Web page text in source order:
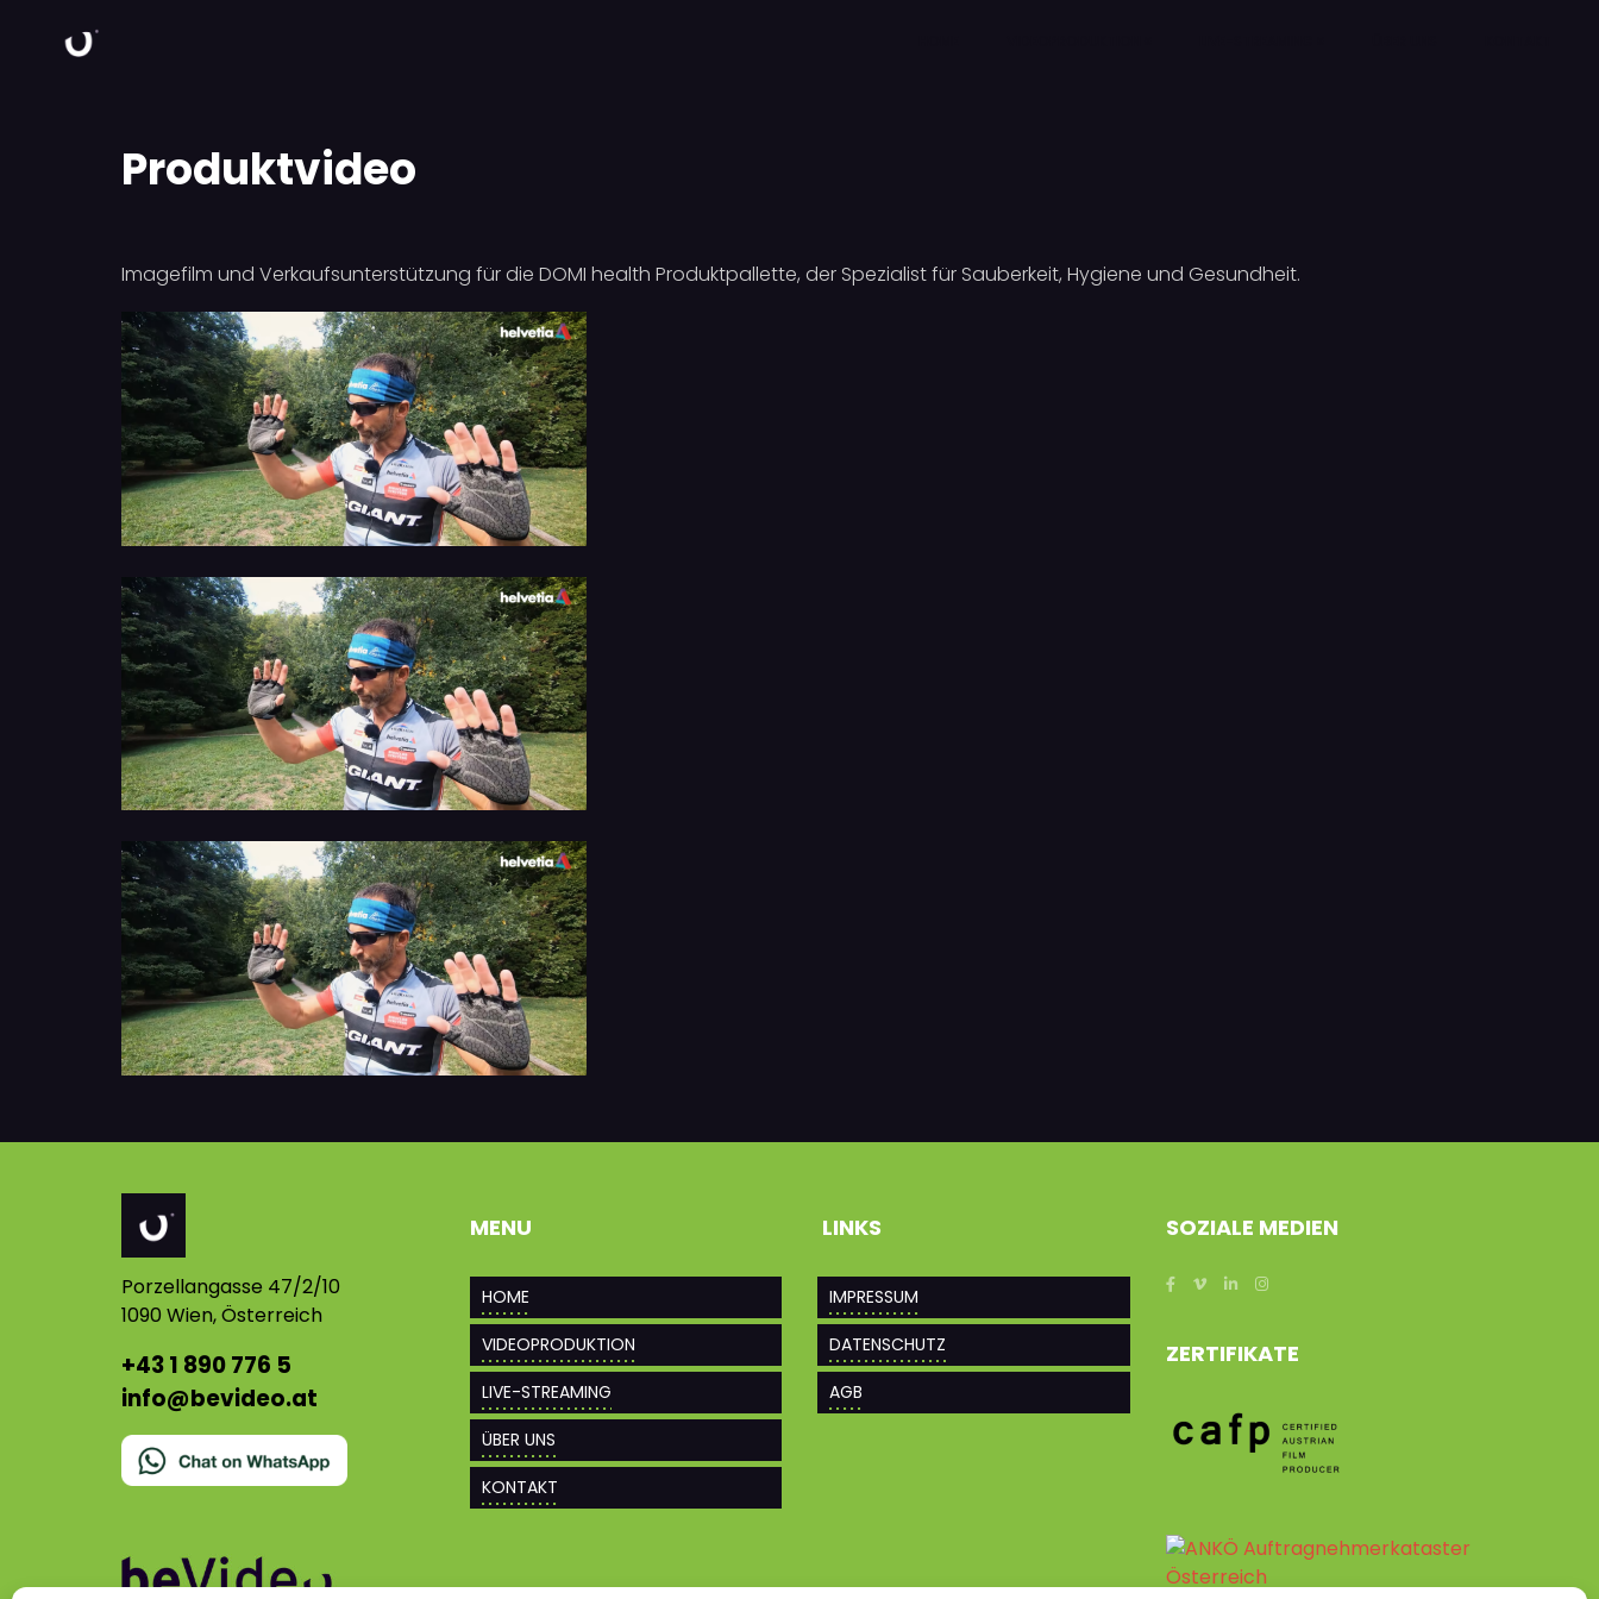
Produktvideo
Imagefilm und Verkaufsunterstützung für die DOMI health Produktpallette, der Spezialist für Sauberkeit, Hygiene und Gesundheit.
Porzellangasse 47/2/10
1090 Wien, Österreich
+43 1 890 776 5
info@bevideo.at
MENU
HOME
VIDEOPRODUKTION
LIVE-STREAMING
ÜBER UNS
KONTAKT
LINKS
IMPRESSUM
DATENSCHUTZ
AGB
SOZIALE MEDIEN
ZERTIFIKATE